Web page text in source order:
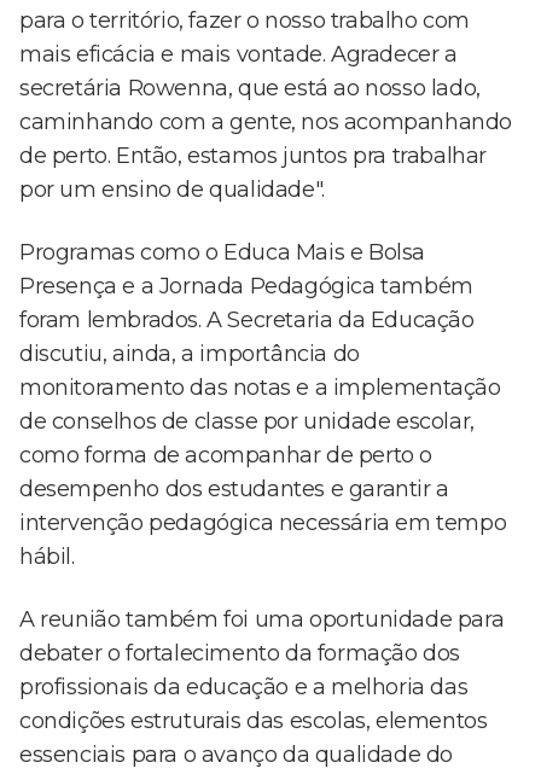
para o território, fazer o nosso trabalho com
mais eficácia e mais vontade. Agradecer a
secretária Rowenna, que está ao nosso lado,
caminhando com a gente, nos acompanhando
de perto. Então, estamos juntos pra trabalhar
por um ensino de qualidade".
Programas como o Educa Mais e Bolsa
Presença e a Jornada Pedagógica também
foram lembrados. A Secretaria da Educação
discutiu, ainda, a importância do
monitoramento das notas e a implementação
de conselhos de classe por unidade escolar,
como forma de acompanhar de perto o
desempenho dos estudantes e garantir a
intervenção pedagógica necessária em tempo
hábil.
A reunião também foi uma oportunidade para
debater o fortalecimento da formação dos
profissionais da educação e a melhoria das
condições estruturais das escolas, elementos
essenciais para o avanço da qualidade do